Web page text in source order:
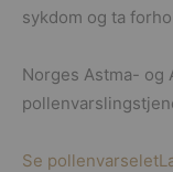
sykdom og ta
Norges Astma-
Se pollenvarselet